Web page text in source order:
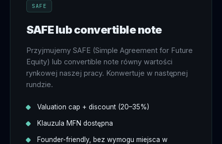
SAFE
SAFE lub convertible note
Przyjmujemy SAFE (Simple Agreement for Future
Equity) lub convertible note równy wartości
rynkowej naszej pracy. Konwertuje w następnej
rundzie.
Valuation cap + discount (20–35%)
Klauzula MFN dostępna
Founder-friendly, bez wymogu miejsca w